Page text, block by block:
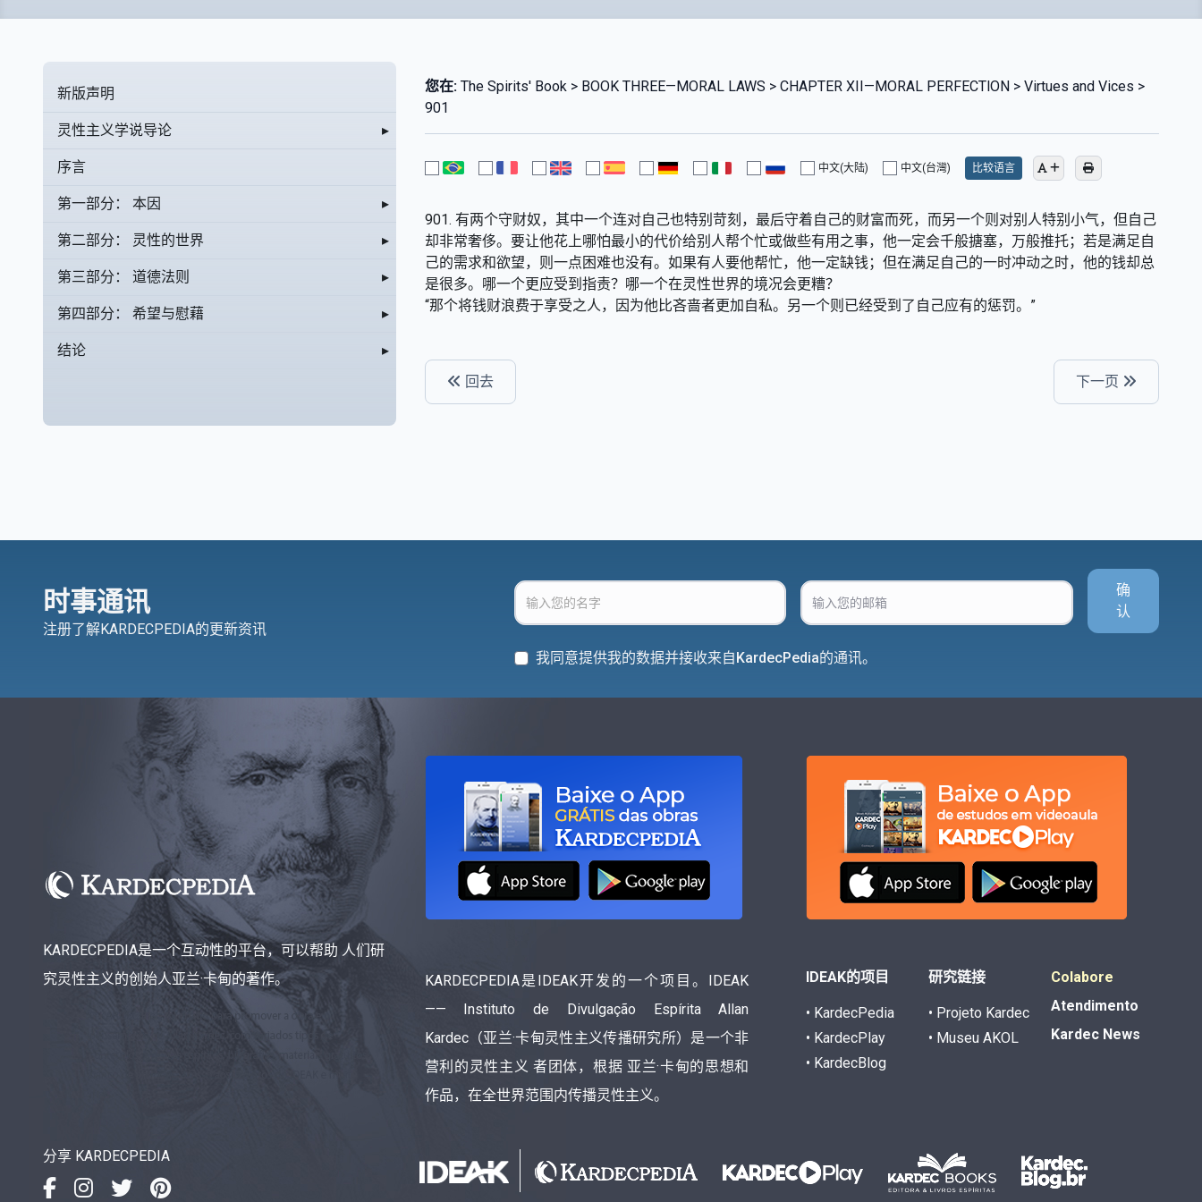
新版声明
灵性主义学说导论 ▸
序言
第一部分： 本因 ▸
第二部分： 灵性的世界 ▸
第三部分： 道德法则 ▸
第四部分： 希望与慰藉 ▸
结论 ▸
您在:The Spirits' Book > BOOK THREE—MORAL LAWS > CHAPTER XII—MORAL PERFECTlON > Virtues and Vices >
901
中文(大陆) 中文(台灣) 比较语言
901. 有两个守财奴，其中一个连对自己也特别苛刻，最后守着自己的财富而死，而另一个则对别人特别小气，但自己
却非常奢侈。要让他花上哪怕最小的代价给别人帮个忙或做些有用之事，他一定会千般搪塞，万般推托；若是满足自
己的需求和欲望，则一点困难也没有。如果有人要他帮忙，他一定缺钱；但在满足自己的一时冲动之时，他的钱却总
是很多。哪一个更应受到指责？哪一个在灵性世界的境况会更糟？
“那个将钱财浪费于享受之人，因为他比吝啬者更加自私。另一个则已经受到了自己应有的惩罚。”
回去 下一页
时事通讯
注册了解KARDECPEDIA的更新资讯
确
认
我同意提供我的数据并接收来自KardecPedia的通讯。
KARDECPEDIA是一个互动性的平台，可以帮助 人们研
究灵性主义的创始人亚兰·卡甸的著作。
KARDECPEDIA是IDEAK开发的一个项目。IDEAK
—— Instituto de Divulgação Espírita Allan
Kardec（亚兰·卡甸灵性主义传播研究所）是一个非
营利的灵性主义 者团体，根据 亚兰·卡甸的思想和
作品，在全世界范围内传播灵性主义。
IDEAK的项目
• KardecPedia
• KardecPlay
• KardecBlog
研究链接
• Projeto Kardec
• Museu AKOL
Colabore
Atendimento
Kardec News
分享 KARDECPEDIA